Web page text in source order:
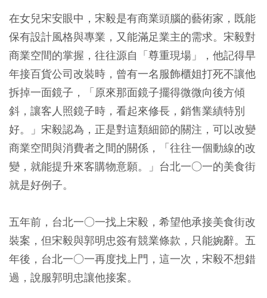
在女兒宋安眼中，宋毅是有商業頭腦的藝術家，既能
保有設計風格與專業，又能滿足業主的需求。宋毅對
商業空間的掌握，往往源自「尊重現場」，他記得早
年接百貨公司改裝時，曾有一名服飾櫃姐打死不讓他
拆掉一面鏡子，「原來那面鏡子擺得微微向後方傾
斜，讓客人照鏡子時，看起來修長，銷售業績特別
好。」宋毅認為，正是對這類細節的關注，可以改變
商業空間與消費者之間的關係，「往往一個動線的改
變，就能提升來客購物意願。」台北一○一的美食街
就是好例子。
五年前，台北一○一找上宋毅，希望他承接美食街改
裝案，但宋毅與郭明忠簽有競業條款，只能婉辭。五
年後，台北一○一再度找上門，這一次，宋毅不想錯
過，說服郭明忠讓他接案。